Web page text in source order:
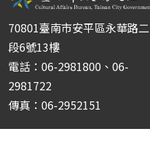
70801臺南市安平區永華路二
段6號13樓
電話：06-2981800、06-
2981722
傳真：06-2952151